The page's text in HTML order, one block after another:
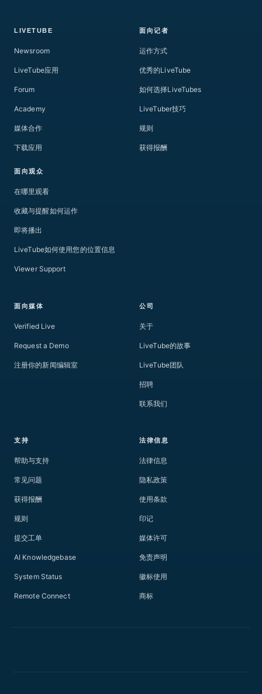
LIVETUBE
Newsroom
LiveTube应用
Forum
Academy
媒体合作
下载应用
面向观众
在哪里观看
收藏与提醒如何运作
即将播出
LiveTube如何使用您的位置信息
Viewer Support
面向记者
运作方式
优秀的LiveTube
如何选择LiveTubes
LiveTuber技巧
规则
获得报酬
面向媒体
Verified Live
Request a Demo
注册你的新闻编辑室
公司
关于
LiveTube的故事
LiveTube团队
招聘
联系我们
支持
帮助与支持
常见问题
获得报酬
规则
提交工单
AI Knowledgebase
System Status
Remote Connect
法律信息
法律信息
隐私政策
使用条款
印记
媒体许可
免责声明
徽标使用
商标